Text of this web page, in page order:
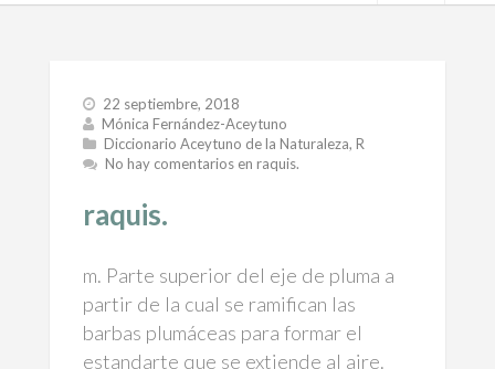
22 septiembre, 2018
Mónica Fernández-Aceytuno
Diccionario Aceytuno de la Naturaleza, R
No hay comentariosen raquis.
raquis.
m. Parte superior del eje de pluma a
partir de la cual se ramifican las
barbas plumáceas para formar el
estandarte que se extiende al aire.